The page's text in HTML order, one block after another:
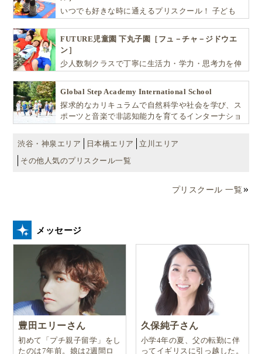
いつでも好きな時に通えるプリスクール！ 子ども
自ら進んで学ぶこと、考える力を育みます
FUTURE児童園 下丸子園［フュ－チャ－ジドウエ
ン］
少人数制クラスで丁寧に生活力・学力・思考力を伸
Global Step Academy International School
探求的なカリキュラムで自然科学や社会を学び、ス
ポーツと音楽で非認知能力を育てるインターナショ
渋谷・神泉エリア
日本橋エリア
立川エリア
その他人気のプリスクール一覧
プリスクール 一覧
メッセージ
豊田エリーさん
初めて「プチ親子留学」をし
たのは7年前。娘は2週間ロ
久保純子さん
小学4年の夏、父の転勤に伴
ってイギリスに引っ越した。